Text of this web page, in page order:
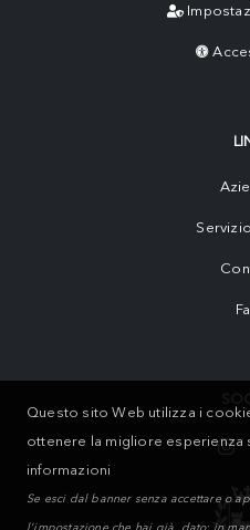
Questo sito Web utilizza i
ottenere la migliore esperienza
informazioni
Se esci dal banner senza accettare o